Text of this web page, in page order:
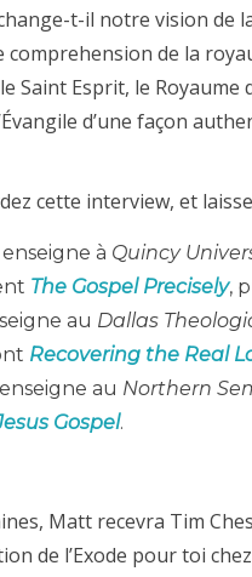
t-il notre vision de
de la
Saint Esprit, le
d’une façon
cette interview, et
enseigne à Quincy
The Gospel Precisely,
au Dallas
Recovering the Real
enseigne au Northern
Gospel.
Matt recevra Tim
de l’Exode pour toi chez